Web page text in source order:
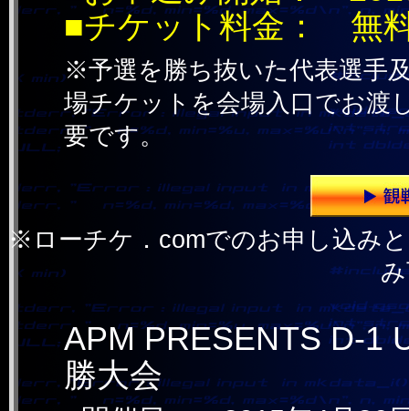
■チケット料金： 無
※予選を勝ち抜いた代表選手
場チケットを会場入口でお渡
要です。
※ローチケ．comでのお申し込み
APM PRESENTS D-1
勝大会